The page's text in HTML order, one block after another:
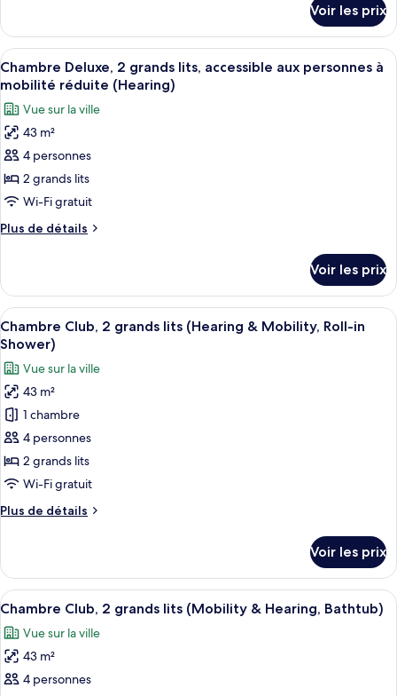
&
2
grands
lits
(Mobility
&
Hearing,
Roll-
in
Shower)
le
type
de
chambre
Deluxe,
2
grands
lits
(Mobility
Hearing,
Roll-
in
Voir les prix
Afficher
toutes
les
photos
pour
ce
type
de
chambre :
Chambre
2
grands
lits,
accessible
aux
personnes
à
mobilité
réduite
(Hearing)
Une chambre d’hôtel avec deux lits,
7
Chambre Deluxe, 2 grands lits, accessible aux personnes à
mobilité réduite (Hearing)
Vue sur la ville
43 m²
4 personnes
2 grands lits
Wi-Fi gratuit
Plus de détails
Plus
le
type
de
chambre
Chambre
Deluxe,
2
grands
lits,
accessible
personnes
à
réduite
Voir les prix
Afficher
toutes
les
photos
pour
ce
type
de
chambre :
Club,
lits
(Hearing
&
Mobility,
Roll-
in
Une chambre d’hôtel moderne
9
Chambre Club, 2 grands lits (Hearing & Mobility, Roll-in
Shower)
Vue sur la ville
43 m²
1 chambre
4 personnes
2 grands lits
Wi-Fi gratuit
Plus de détails
Plus
le
type
de
Chambre
Club,
grands
Voir les prix
Afficher
toutes
les
photos
pour
Une chambre d’hôtel moderne
7
Chambre Club, 2 grands lits (Mobility & Hearing, Bathtub)
Vue sur la ville
43 m²
4 personnes